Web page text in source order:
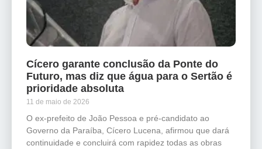
Cícero garante conclusão da Ponte do
Futuro, mas diz que água para o Sertão é
prioridade absoluta
11 de maio de 2026
O ex-prefeito de João Pessoa e pré-candidato ao
Governo da Paraíba, Cícero Lucena, afirmou que dará
continuidade e concluirá com rapidez todas as obras